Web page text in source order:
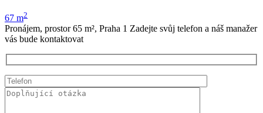
67 m2
Pronájem, prostor 65 m², Praha 1 Zadejte svůj telefon a náš manažer
vás bude kontaktovat